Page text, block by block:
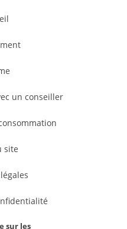
un conseiller
site
sur les